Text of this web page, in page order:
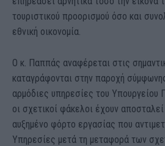
τουριστικού προορισμού όσο και
εθνική οικονομία.
Ο κ. Παππάς αναφέρεται στις
καταγράφονται στην παροχή
αρμόδιες υπηρεσίες του Υπουργείου
οι σχετικοί φάκελοι έχουν
αυξημένο φόρτο εργασίας που
Υπηρεσίες μετά τη μεταφορά των